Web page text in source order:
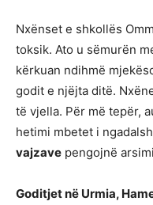
Nxënset e shkollës
toksik. Ato u sëmurën
kërkuan ndihmë
godit e njëjta ditë.
të vjella. Për më tepër,
hetimi mbetet i
vajzave pengojnë
Goditjet në Urmia,